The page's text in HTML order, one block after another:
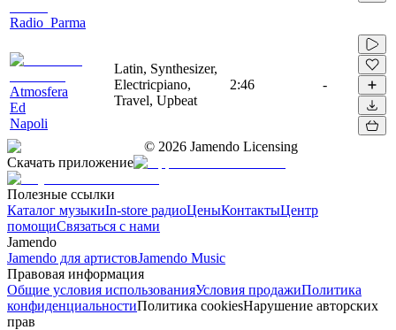
Radio_Parma
Atmosfera
Ed
Napoli
Latin, Synthesizer,
Electricpiano,
Travel, Upbeat
2:46 -
© 2026 Jamendo Licensing
Скачать приложение
Полезные ссылки
Каталог музыкиIn-store радиоЦеныКонтактыЦентр
помощиСвязаться с нами
Jamendo
Jamendo для артистовJamendo Music
Правовая информация
Общие условия использованияУсловия продажиПолитика
конфиденциальностиПолитика cookiesНарушение авторских
прав